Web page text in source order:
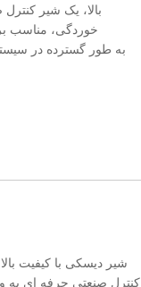
بالا، یک شیر
خوردگی، مناسب
کنترل صنعتی حرفه ای به